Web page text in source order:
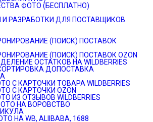
ФОТО (БЕСПЛАТНО)
И РАЗРАБОТКИ ДЛЯ ПОСТАВЩИКОВ
(ПОИСК) ПОСТАВОК
(ПОИСК) ПОСТАВОК OZON
ОСТАТКОВ НА WILDBERRIES
ДОПОСТАВКА
С КАРТОЧКИ ТОВАРА WILDBERRIES
С КАРТОЧКИ OZON
ИЗ ОТЗЫВОВ WILDBERRIES
НА ВОРОВСТВО
НА WB, ALIIBABA, 1688